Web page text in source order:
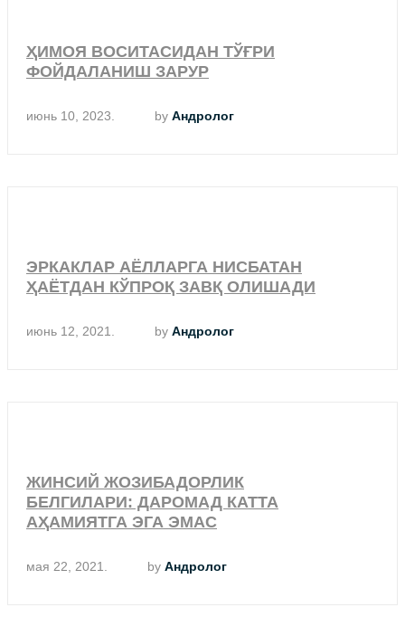
ҲИМОЯ ВОСИТАСИДАН ТЎҒРИ
ФОЙДАЛАНИШ ЗАРУР
июнь 10, 2023. by Андролог
ЭРКАКЛАР АЁЛЛАРГА НИСБАТАН
ҲАЁТДАН КЎПРОҚ ЗАВҚ ОЛИШАДИ
июнь 12, 2021. by Андролог
ЖИНСИЙ ЖОЗИБАДОРЛИК
БЕЛГИЛАРИ: ДАРОМАД КАТТА
АҲАМИЯТГА ЭГА ЭМАС
мая 22, 2021. by Андролог